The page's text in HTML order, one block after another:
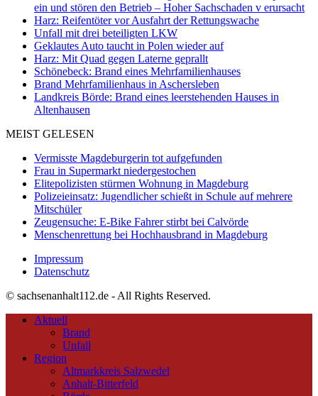
ein und stören den Betrieb – Hoher Sachschaden v erursacht
Harz: Reifentöter vor Ausfahrt der Rettungswache
Unfall mit drei beteiligten LKW
Geklautes Auto taucht in Polen wieder auf
Harz: Mit Quad gegen Laterne geprallt
Schönebeck: Brand eines Mehrfamilienhauses
Brand Mehrfamilienhaus in Aschersleben
Landkreis Börde: Brand eines leerstehenden Hauses in
Altenhausen
MEIST GELESEN
Vermisste Magdeburgerin tot aufgefunden
Frau in Supermarkt niedergestochen
Elitepolizisten stürmen Wohnung in Magdeburg
Polizeieinsatz: Jugendlicher schießt in Schule auf mehrere
Mitschüler
Zeugensuche: E-Bike Fahrer stirbt bei Calvörde
Menschenrettung bei Hochhausbrand in Magdeburg
Impressum
Datenschutz
© sachsenanhalt112.de - All Rights Reserved.
Aktuell
Brand
Unfall
Region
Altmarkkreis Salzwedel
Anhalt-Bitterfeld